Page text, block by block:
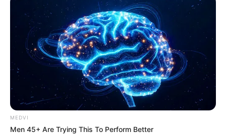
ZDRAVLJE
ZAŠTO JE PRIRODA ODLIČNA ZA MOZAK?